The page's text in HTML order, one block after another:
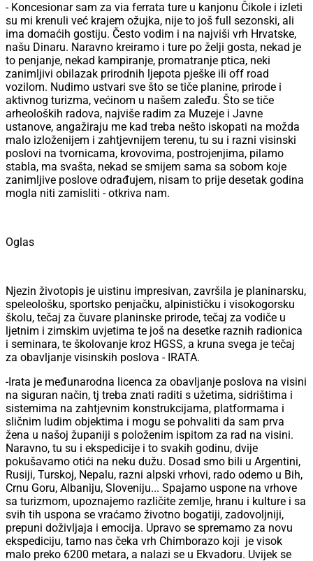
- Koncesionar sam za via ferrata ture u kanjonu Čikole i izleti
su mi krenuli već krajem ožujka, nije to još full sezonski, ali
ima domaćih gostiju. Često vodim i na najviši vrh Hrvatske,
našu Dinaru. Naravno kreiramo i ture po želji gosta, nekad je
to penjanje, nekad kampiranje, promatranje ptica, neki
zanimljivi obilazak prirodnih ljepota pješke ili off road
vozilom. Nudimo ustvari sve što se tiče planine, prirode i
aktivnog turizma, većinom u našem zaleđu. Što se tiče
arheoloških radova, najviše radim za Muzeje i Javne
ustanove, angažiraju me kad treba nešto iskopati na možda
malo izloženijem i zahtjevnijem terenu, tu su i razni visinski
poslovi na tvornicama, krovovima, postrojenjima, pilamo
stabla, ma svašta, nekad se smijem sama sa sobom koje
zanimljive poslove odrađujem, nisam to prije desetak godina
mogla niti zamisliti - otkriva nam.
Oglas
Njezin životopis je uistinu impresivan, završila je planinarsku,
speleološku, sportsko penjačku, alpinističku i visokogorsku
školu, tečaj za čuvare planinske prirode, tečaj za vodiče u
ljetnim i zimskim uvjetima te još na desetke raznih radionica
i seminara, te školovanje kroz HGSS, a kruna svega je tečaj
za obavljanje visinskih poslova - IRATA.
-Irata je međunarodna licenca za obavljanje poslova na visini
na siguran način, tj treba znati raditi s užetima, sidrištima i
sistemima na zahtjevnim konstrukcijama, platformama i
sličnim ludim objektima i mogu se pohvaliti da sam prva
žena u našoj županiji s položenim ispitom za rad na visini.
Naravno, tu su i ekspedicije i to svakih godinu, dvije
pokušavamo otići na neku dužu. Dosad smo bili u Argentini,
Rusiji, Turskoj, Nepalu, razni alpski vrhovi, rado odemo u Bih,
Crnu Goru, Albaniju, Sloveniju... Spajamo uspone na vrhove
sa turizmom, upoznajemo različite zemlje, hranu i kulture i sa
svih tih uspona se vraćamo životno bogatiji, zadovoljniji,
prepuni doživljaja i emocija. Upravo se spremamo za novu
ekspediciju, tamo nas čeka vrh Chimborazo koji je visok
malo preko 6200 metara, a nalazi se u Ekvadoru. Uvijek se